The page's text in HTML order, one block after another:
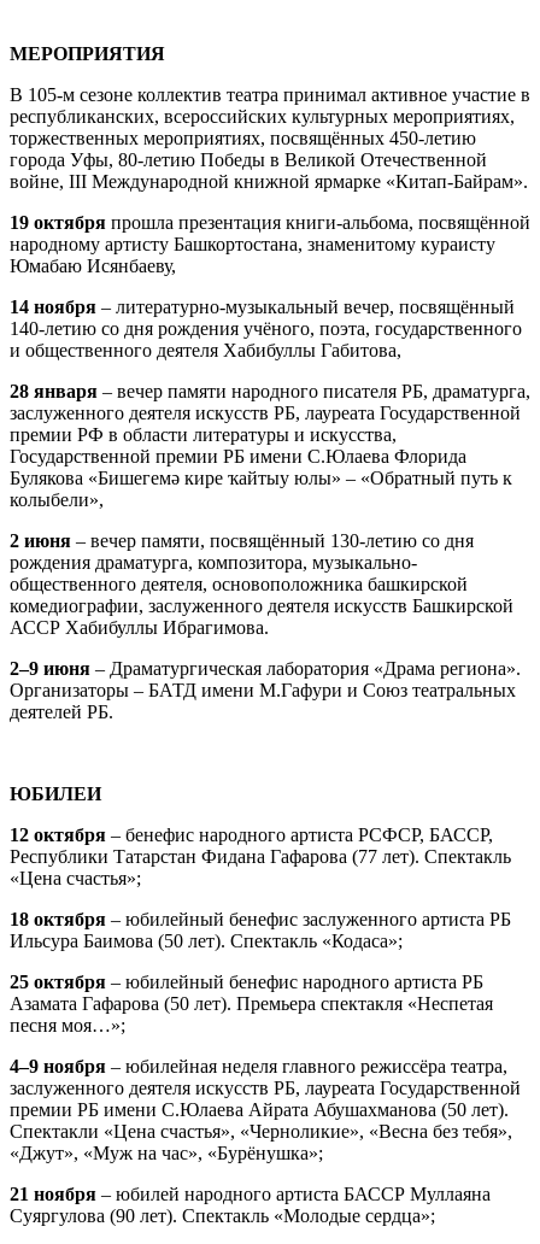
МЕРОПРИЯТИЯ
В 105-м сезоне коллектив театра принимал активное участие в
республиканских, всероссийских культурных мероприятиях,
торжественных мероприятиях, посвящённых 450-летию
города Уфы, 80-летию Победы в Великой Отечественной
войне, III Международной книжной ярмарке «Китап-Байрам».
19 октября прошла презентация книги-альбома, посвящённой
народному артисту Башкортостана, знаменитому кураисту
Юмабаю Исянбаеву,
14 ноября – литературно-музыкальный вечер, посвящённый
140-летию со дня рождения учёного, поэта, государственного
и общественного деятеля Хабибуллы Габитова,
28 января – вечер памяти народного писателя РБ, драматурга,
заслуженного деятеля искусств РБ, лауреата Государственной
премии РФ в области литературы и искусства,
Государственной премии РБ имени С.Юлаева Флорида
Булякова «Бишегемә кире ҡайтыу юлы» – «Обратный путь к
колыбели»,
2 июня – вечер памяти, посвящённый 130-летию со дня
рождения драматурга, композитора, музыкально-
общественного деятеля, основоположника башкирской
комедиографии, заслуженного деятеля искусств Башкирской
АССР Хабибуллы Ибрагимова.
2–9 июня – Драматургическая лаборатория «Драма региона».
Организаторы – БАТД имени М.Гафури и Союз театральных
деятелей РБ.
ЮБИЛЕИ
12 октября – бенефис народного артиста РСФСР, БАССР,
Республики Татарстан Фидана Гафарова (77 лет). Спектакль
«Цена счастья»;
18 октября – юбилейный бенефис заслуженного артиста РБ
Ильсура Баимова (50 лет). Спектакль «Кодаса»;
25 октября – юбилейный бенефис народного артиста РБ
Азамата Гафарова (50 лет). Премьера спектакля «Неспетая
песня моя…»;
4–9 ноября – юбилейная неделя главного режиссёра театра,
заслуженного деятеля искусств РБ, лауреата Государственной
премии РБ имени С.Юлаева Айрата Абушахманова (50 лет).
Спектакли «Цена счастья», «Черноликие», «Весна без тебя»,
«Джут», «Муж на час», «Бурёнушка»;
21 ноября – юбилей народного артиста БАССР Муллаяна
Суяргулова (90 лет). Спектакль «Молодые сердца»;